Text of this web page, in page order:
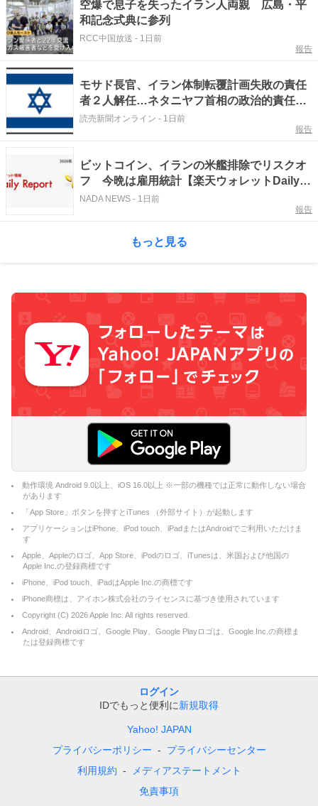
空爆で息子を失ったイラン人両親 広島・平
和記念式典に参列
RCC中国放送 - 1日前
報告
モサド長官、イラン体制転覆計画失敗の責任
者２人解任…ネタニヤフ首相の政治的責任回
避が目的との指摘も
読売新聞オンライン - 1日前
報告
ビットコイン、イランの米艦排除でリスクオ
フ 今晩は雇用統計【楽天ウォレットDaily
Report】
NADA NEWS - 1日前
報告
もっと見る
動作環境 Android 9.0以上、iOS 16.0以上 ※一部の機種では正常に動作しない場合
があります
「App Store」ボタンを押すとiTunes （外部サイト）が起動します
アプリケーションはiPhone、iPod touch、iPadまたはAndroidでご利用いただけま
す
Apple、Appleのロゴ、App Store、iPodのロゴ、iTunesは、米国および他国の
Apple Inc.の登録商標です
iPhone、iPod touch、iPadはApple Inc.の商標です
iPhone商標は、アイホン株式会社のライセンスに基づき使用されています
Copyright (C) 2026Apple Inc. All rights reserved.
Android、Androidロゴ、Google Play、Google Playロゴは、Google Inc.の商標ま
たは登録商標です
ログイン
IDでもっと便利に新規取得
Yahoo! JAPAN
プライバシーポリシー
プライバシーセンター
利用規約
メディアステートメント
免責事項